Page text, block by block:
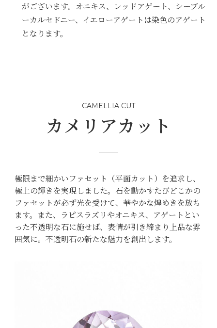
がございます。オニキス、レッドアゲート、シーブル
ーカルセドニー、イエローアゲートは染色のアゲート
となります。
CAMELLIA CUT
カメリアカット
極限まで細かいファセット（平面カット）を追求し、
極上の輝きを実現しました。石を動かすたびどこかの
ファセットが必ず光を受けて、華やかな煌めきを放ち
ます。また、ラピスラズリやオニキス、アゲートとい
った不透明な石に施せば、表情が引き締まり上品な雰
囲気に。不透明石の新たな魅力を創出します。